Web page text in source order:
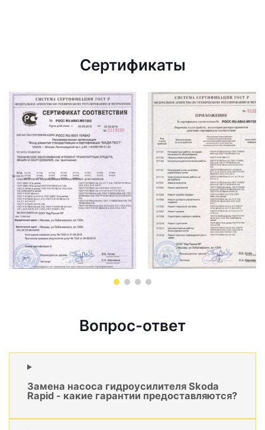
Сертификаты
Вопрос-ответ
Замена насоса гидроусилителя Skoda
Rapid - какие гарантии предоставляются?